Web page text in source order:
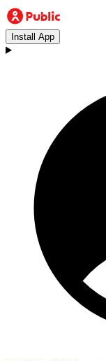
Install App